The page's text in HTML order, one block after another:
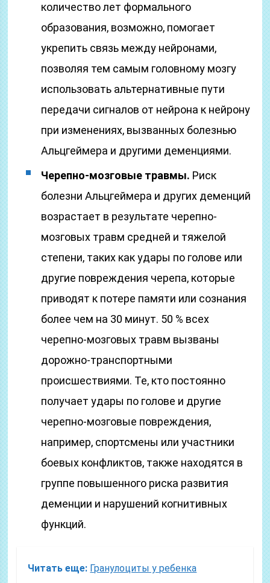
количество лет формального
образования, возможно, помогает
укрепить связь между нейронами,
позволяя тем самым головному мозгу
использовать альтернативные пути
передачи сигналов от нейрона к нейрону
при изменениях, вызванных болезнью
Альцгеймера и другими деменциями.
Черепно-мозговые травмы. Риск
болезни Альцгеймера и других деменций
возрастает в результате черепно-
мозговых травм средней и тяжелой
степени, таких как удары по голове или
другие повреждения черепа, которые
приводят к потере памяти или сознания
более чем на 30 минут. 50 % всех
черепно-мозговых травм вызваны
дорожно-транспортными
происшествиями. Те, кто постоянно
получает удары по голове и другие
черепно-мозговые повреждения,
например, спортсмены или участники
боевых конфликтов, также находятся в
группе повышенного риска развития
деменции и нарушений когнитивных
функций.
Читать еще: Гранулоциты у ребенка